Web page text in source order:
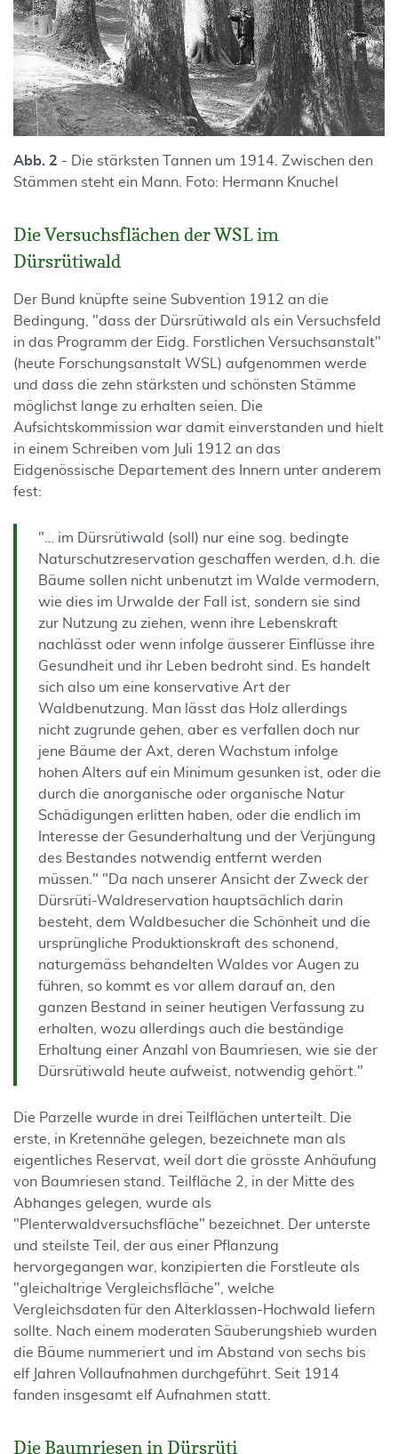
Abb. 2 - Die stärksten Tannen um 1914. Zwischen den
Stämmen steht ein Mann. Foto: Hermann Knuchel
Die Versuchsflächen der WSL im
Dürsrütiwald
Der Bund knüpfte seine Subvention 1912 an die
Bedingung, "dass der Dürsrütiwald als ein Versuchsfeld
in das Programm der Eidg. Forstlichen Versuchsanstalt"
(heute Forschungsanstalt WSL) aufgenommen werde
und dass die zehn stärksten und schönsten Stämme
möglichst lange zu erhalten seien. Die
Aufsichtskommission war damit einverstanden und hielt
in einem Schreiben vom Juli 1912 an das
Eidgenössische Departement des Innern unter anderem
fest:
"… im Dürsrütiwald (soll) nur eine sog. bedingte
Naturschutzreservation geschaffen werden, d.h. die
Bäume sollen nicht unbenutzt im Walde vermodern,
wie dies im Urwalde der Fall ist, sondern sie sind
zur Nutzung zu ziehen, wenn ihre Lebenskraft
nachlässt oder wenn infolge äusserer Einflüsse ihre
Gesundheit und ihr Leben bedroht sind. Es handelt
sich also um eine konservative Art der
Waldbenutzung. Man lässt das Holz allerdings
nicht zugrunde gehen, aber es verfallen doch nur
jene Bäume der Axt, deren Wachstum infolge
hohen Alters auf ein Minimum gesunken ist, oder die
durch die anorganische oder organische Natur
Schädigungen erlitten haben, oder die endlich im
Interesse der Gesunderhaltung und der Verjüngung
des Bestandes notwendig entfernt werden
müssen." "Da nach unserer Ansicht der Zweck der
Dürsrüti-Waldreservation hauptsächlich darin
besteht, dem Waldbesucher die Schönheit und die
ursprüngliche Produktionskraft des schonend,
naturgemäss behandelten Waldes vor Augen zu
führen, so kommt es vor allem darauf an, den
ganzen Bestand in seiner heutigen Verfassung zu
erhalten, wozu allerdings auch die beständige
Erhaltung einer Anzahl von Baumriesen, wie sie der
Dürsrütiwald heute aufweist, notwendig gehört."
Die Parzelle wurde in drei Teilflächen unterteilt. Die
erste, in Kretennähe gelegen, bezeichnete man als
eigentliches Reservat, weil dort die grösste Anhäufung
von Baumriesen stand. Teilfläche 2, in der Mitte des
Abhanges gelegen, wurde als
"Plenterwaldversuchsfläche" bezeichnet. Der unterste
und steilste Teil, der aus einer Pflanzung
hervorgegangen war, konzipierten die Forstleute als
"gleichaltrige Vergleichsfläche", welche
Vergleichsdaten für den Alterklassen-Hochwald liefern
sollte. Nach einem moderaten Säuberungshieb wurden
die Bäume nummeriert und im Abstand von sechs bis
elf Jahren Vollaufnahmen durchgeführt. Seit 1914
fanden insgesamt elf Aufnahmen statt.
Die Baumriesen in Dürsrüti